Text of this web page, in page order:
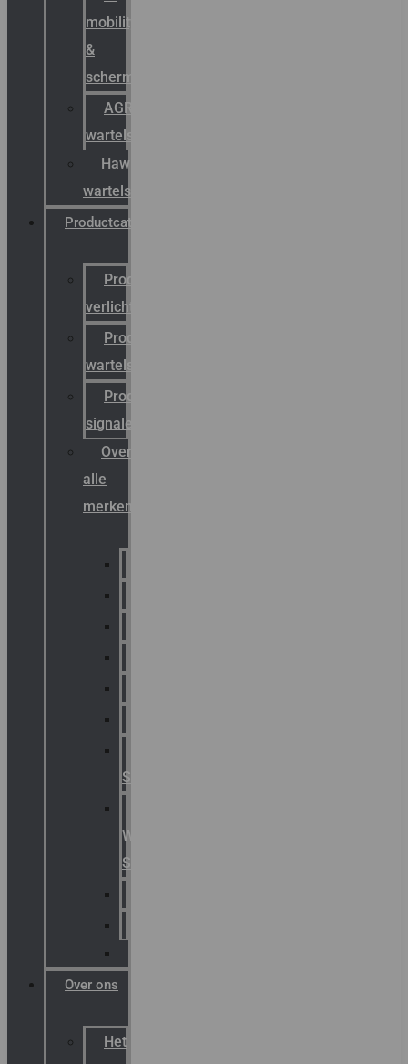
mobility
&
schermstromen
AGRO
wartels
Hawke
wartels
Productcatalogus
Productcatalogus
verlichting
Productcatalogus
wartels
Productcatalogus
signalering
Overzicht
alle
merken
Signaling
Warning
Signals
Over ons
Het